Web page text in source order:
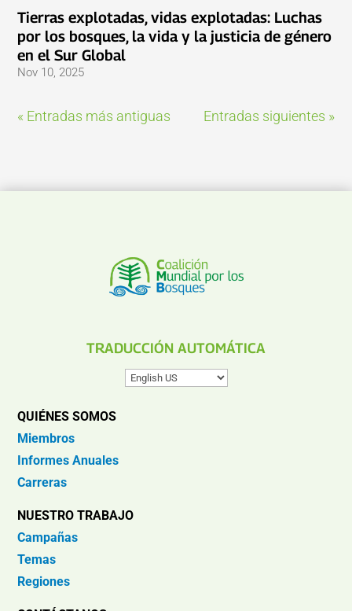
Tierras explotadas, vidas explotadas: Luchas
por los bosques, la vida y la justicia de género
en el Sur Global
Nov 10, 2025
« Entradas más antiguas Entradas siguientes »
TRADUCCIÓN AUTOMÁTICA
QUIÉNES SOMOS
Miembros
Informes Anuales
Carreras
NUESTRO TRABAJO
Campañas
Temas
Regiones